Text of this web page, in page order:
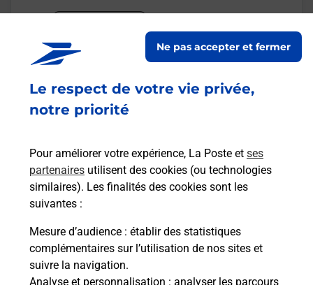
Le respect de votre vie privée,
notre priorité
Pour améliorer votre expérience, La Poste et ses
partenaires utilisent des cookies (ou technologies
similaires). Les finalités des cookies sont les
suivantes :
Mesure d’audience : établir des statistiques
complémentaires sur l’utilisation de nos sites et
suivre la navigation.
Analyse et personnalisation : analyser les parcours
Ne pas accepter et fermer
Questions fréquemment posées
Quel réseau utilise La Poste Mobile ?
Est-ce que je peux garder mon
numéro de mobile gratuitement ?